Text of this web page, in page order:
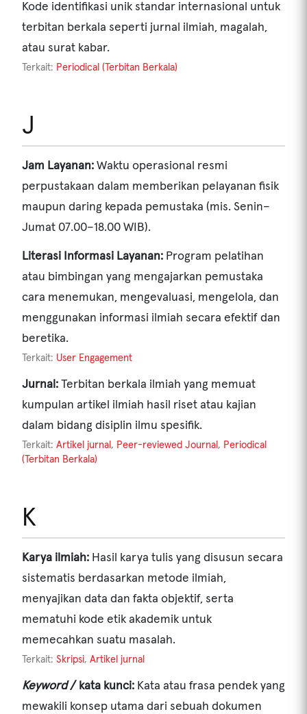
Kode identifikasi unik standar internasional untuk
terbitan berkala seperti jurnal ilmiah, magalah,
atau surat kabar.
Terkait: Periodical (Terbitan Berkala)
J
Jam Layanan:Waktu operasional resmi
perpustakaan dalam memberikan pelayanan fisik
maupun daring kepada pemustaka (mis. Senin–
Jumat 07.00–18.00 WIB).
Literasi Informasi Layanan: Program pelatihan
atau bimbingan yang mengajarkan pemustaka
cara menemukan, mengevaluasi, mengelola, dan
menggunakan informasi ilmiah secara efektif dan
beretika.
Terkait: User Engagement
Jurnal:Terbitan berkala ilmiah yang memuat
kumpulan artikel ilmiah hasil riset atau kajian
dalam bidang disiplin ilmu spesifik.
Terkait: Artikel jurnal, Peer-reviewed Journal, Periodical
(Terbitan Berkala)
K
Karya ilmiah: Hasil karya tulis yang disusun secara
sistematis berdasarkan metode ilmiah,
menyajikan data dan fakta objektif, serta
mematuhi kode etik akademik untuk
memecahkan suatu masalah.
Terkait: Skripsi, Artikel jurnal
Keyword/ kata kunci: Kata atau frasa pendek yang
mewakili konsep utama dari sebuah dokumen